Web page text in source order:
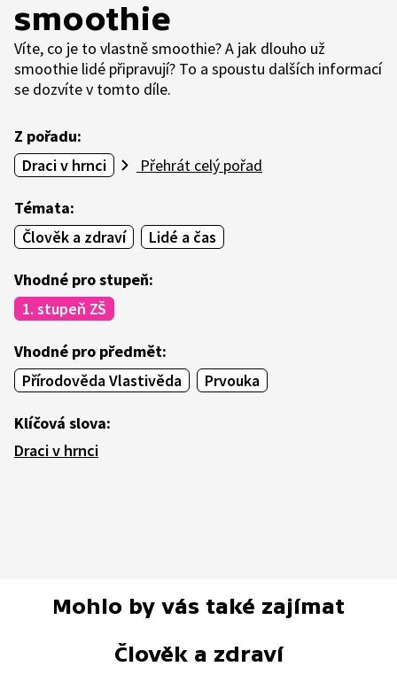
smoothie
Víte, co je to vlastně smoothie? A jak dlouho už
smoothie lidé připravují? To a spoustu dalších informací
se dozvíte v tomto díle.
Z pořadu:
Draci v hrnci
Přehrát celý pořad
Témata:
Člověk a zdraví
Lidé a čas
Vhodné pro stupeň:
1. stupeň ZŠ
Vhodné pro předmět:
Přírodověda Vlastivěda
Prvouka
Klíčová slova:
Draci v hrnci
Mohlo by vás také zajímat
Člověk a zdraví